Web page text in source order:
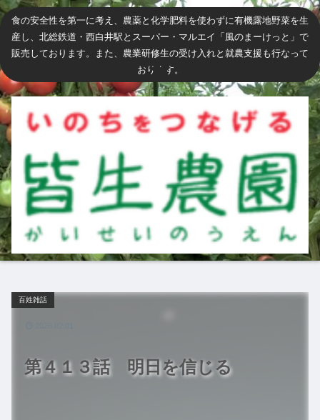
食の安全性を第一に考え、農薬と化学肥料を使わずに有機露地野菜を生
産し、北総鉄道・西白井駅とスーパー・マルエイ「風のまーけっと」で
販売しております。また、農業研修生の受け入れと就農支援も行なって
おります。
第４１３話 明日を信じる
百姓雑話